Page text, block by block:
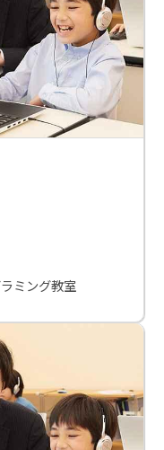
ミング教室